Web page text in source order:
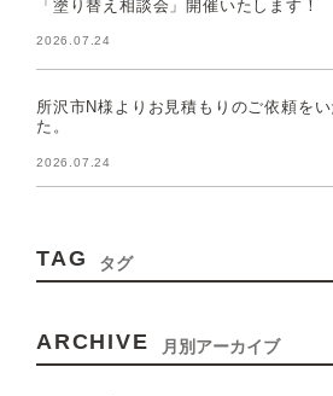
「塗り替え相談会」開催いたします！
2026.07.24
所沢市N様よりお見積もりのご依頼を
た。
2026.07.24
TAG タグ
ARCHIVE 月別アーカイブ